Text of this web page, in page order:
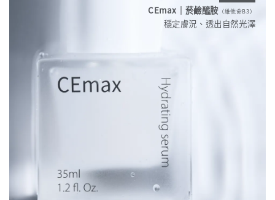
CEmax｜菸鹼醯胺 （維他命B3）
穩定膚況、透出自然光澤